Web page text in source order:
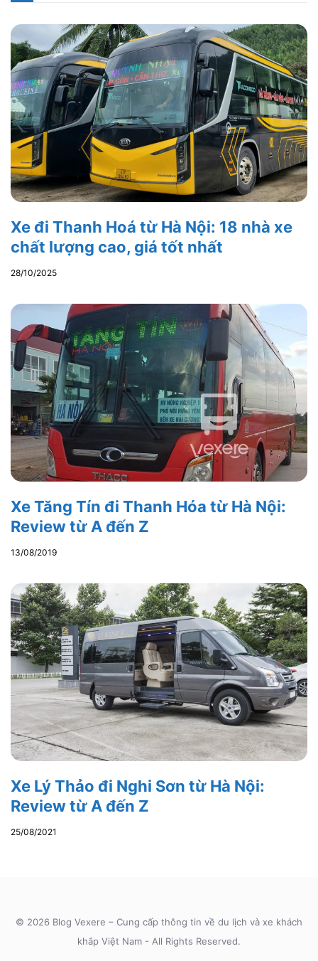
Xe đi Thanh Hoá từ Hà Nội: 18 nhà xe
chất lượng cao, giá tốt nhất
28/10/2025
Xe Tăng Tín đi Thanh Hóa từ Hà Nội:
Review từ A đến Z
13/08/2019
Xe Lý Thảo đi Nghi Sơn từ Hà Nội:
Review từ A đến Z
25/08/2021
© 2026 Blog Vexere – Cung cấp thông tin về du lịch và xe khách
khắp Việt Nam - All Rights Reserved.